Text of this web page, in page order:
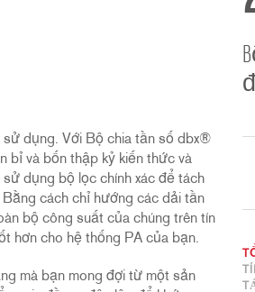
sử dụng. Với Bộ chia tần số dbx®
bỉ và bốn thập kỷ kiến thức và
dụng bộ lọc chính xác để tách
cách chỉ hướng các dải tần
bộ công suất của chúng trên tín
hơn cho hệ thống PA của bạn.
mà bạn mong đợi từ một sản